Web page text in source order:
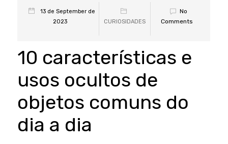
13 de September de
2023
CURIOSIDADES
No
Comments
10 características e
usos ocultos de
objetos comuns do
dia a dia